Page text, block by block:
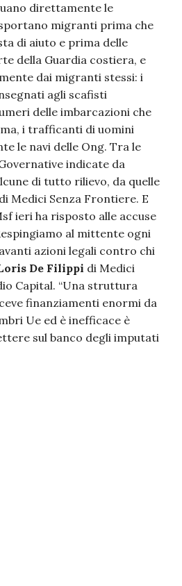
direttamente le
migranti prima che
di aiuto e prima delle
della Guardia costiera, e
dai migranti stessi: i
agli scafisti
delle imbarcazioni che
i trafficanti di uomini
le navi delle Ong. Tra le
indicate da
di tutto rilievo, da quelle
Medici Senza Frontiere. E
ieri ha risposto alle accuse
al mittente ogni
azioni legali contro chi
De Filippi di Medici
Capital. “Una struttura
finanziamenti enormi da
Ue ed è inefficace è
sul banco degli imputati